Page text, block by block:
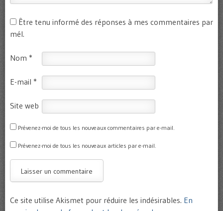
Être tenu informé des réponses à mes commentaires par
mél.
Nom *
E-mail *
Site web
Prévenez-moi de tous les nouveaux commentaires par e-mail.
Prévenez-moi de tous les nouveaux articles par e-mail.
Ce site utilise Akismet pour réduire les indésirables. En